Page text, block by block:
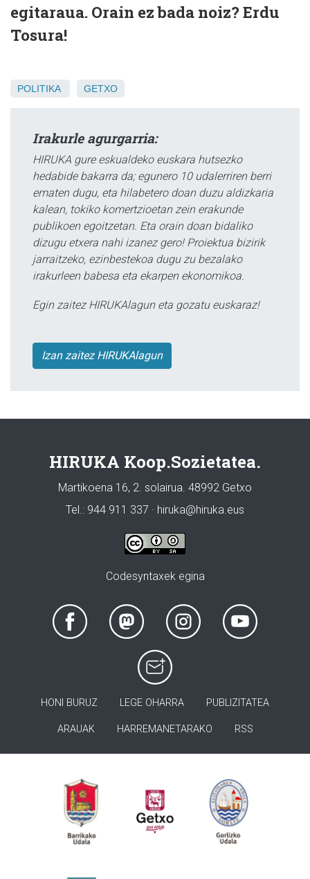
egitaraua. Orain ez bada noiz? Erdu
Tosura!
POLITIKA GETXO
Irakurle agurgarria:
HIRUKA gure eskualdeko euskara hutsezko
hedabide bakarra da; egunero 10 udalerriren berri
ematen dugu, eta hilabetero doan duzu aldizkaria
kalean, tokiko komertzioetan zein erakunde
publikoen egoitzetan. Eta orain doan bidaliko
dizugu etxera nahi izanez gero! Proiektua bizirik
jarraitzeko, ezinbestekoa dugu zu bezalako
irakurleen babesa eta ekarpen ekonomikoa.
Egin zaitez HIRUKAlagun eta gozatu euskaraz!
Izan zaitez HIRUKAlagun
HIRUKA Koop.Sozietatea.
Martikoena 16, 2. solairua. 48992 Getxo
Tel.: 944 911 337 · hiruka@hiruka.eus
Codesyntaxek egina
HONI BURUZ LEGE OHARRA PUBLIZITATEA
ARAUAK HARREMANETARAKO RSS